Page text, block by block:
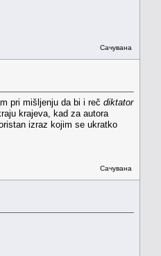
Сачувана
pri mišljenju da bi i reč diktator
krajeva, kad za autora
izraz kojim se ukratko
Сачувана